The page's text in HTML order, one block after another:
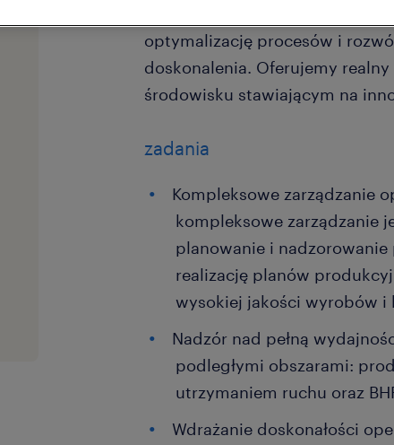
optymalizację procesów i
doskonalenia. Oferujemy
środowisku stawiającym na
zadania
Kompleksowe zarządzanie
kompleksowe zarządzanie
planowanie i
realizację planów
wysokiej jakości wyrobów i
Nadzór nad pełną
podległymi obszarami:
utrzymaniem ruchu oraz
Wdrażanie doskonałości